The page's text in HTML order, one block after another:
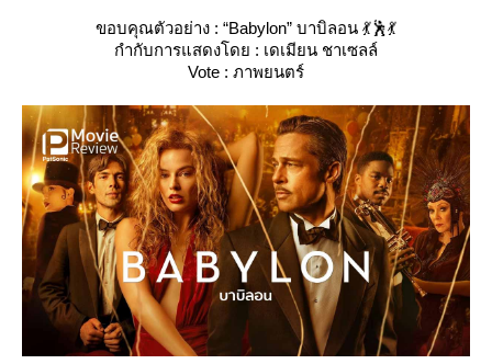
ขอบคุณตัวอย่าง : “Babylon” บาบิลอน 💃🕺💃
กำกับการแสดงโดย : เดเมียน ชาเซลล์
Vote : ภาพยนตร์